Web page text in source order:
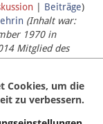
Beiträge)
(Inhalt war:
1970 in
Mitglied des
2014 ist sie für
Cookies, um die
zu verbessern.